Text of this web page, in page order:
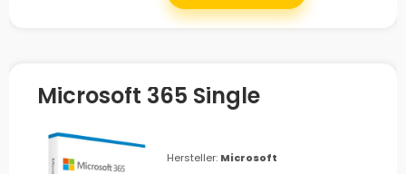
Microsoft 365 Single
Hersteller: Microsoft